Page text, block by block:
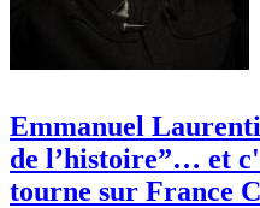
Emmanuel
de l’histoire”… et
tourne sur France